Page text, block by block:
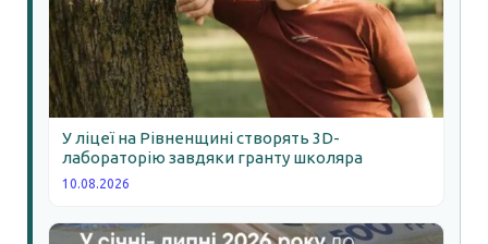
У ліцеї на Рівненщині створять 3D-
лабораторію завдяки гранту школяра
10.08.2026